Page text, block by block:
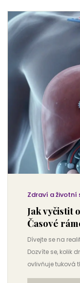
Zdraví a životní
Jak vyčistit
Časové
Dívejte se na
Dozvíte se, kolik
ovlivňuje tuková
nefungují.